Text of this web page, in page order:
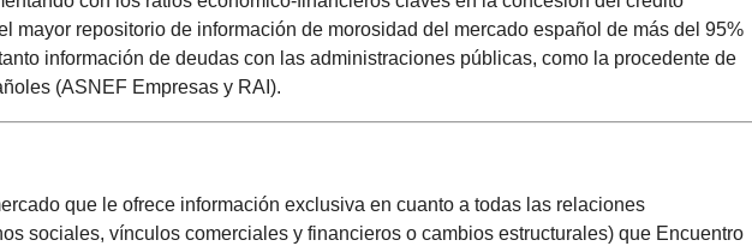
mayor repositorio de información de morosidad del mercado español de más del 95%
información de deudas con las administraciones públicas, como la procedente de
(ASNEF Empresas y RAI).
que le ofrece información exclusiva en cuanto a todas las relaciones
sociales, vínculos comerciales y financieros o cambios estructurales) que Encuentro